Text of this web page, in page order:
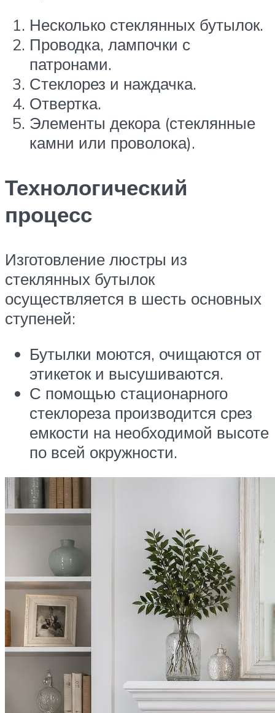
Несколько стеклянных бутылок.
Проводка, лампочки с
патронами.
Стеклорез и наждачка.
Отвертка.
Элементы декора (стеклянные
камни или проволока).
Технологический
процесс
Изготовление люстры из
стеклянных бутылок
осуществляется в шесть основных
ступеней:
Бутылки моются, очищаются от
этикеток и высушиваются.
С помощью стационарного
стеклореза производится срез
емкости на необходимой высоте
по всей окружности.